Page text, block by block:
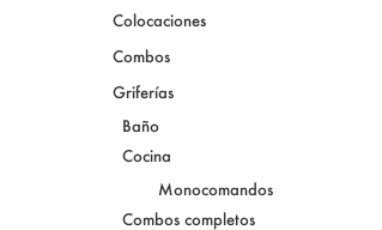
Colocaciones
Combos
Griferías
Baño
Cocina
Monocomandos
Combos completos